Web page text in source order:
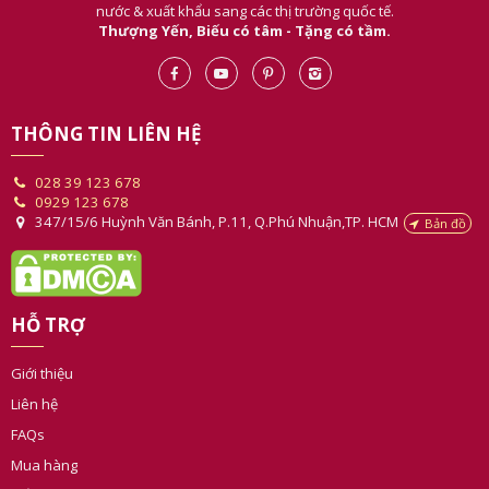
nước & xuất khẩu sang các thị trường quốc tế.
Thượng Yến, Biếu có tâm - Tặng có tầm.
THÔNG TIN LIÊN HỆ
028 39 123 678
0929 123 678
347/15/6 Huỳnh Văn Bánh, P.11, Q.Phú Nhuận,TP. HCM
Bản đồ
HỖ TRỢ
Giới thiệu
Liên hệ
FAQs
Mua hàng